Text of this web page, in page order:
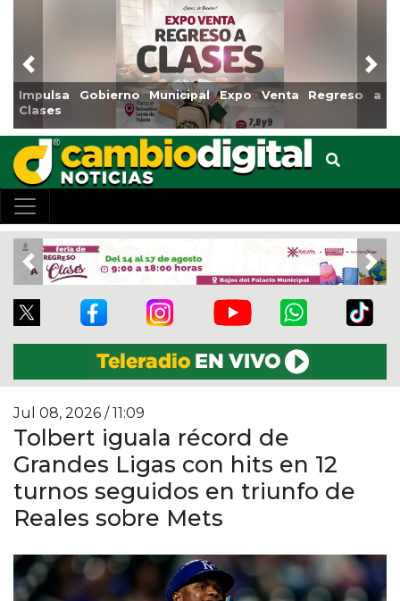
Gobierno Municipal Expo Venta Regreso a
Previous
Previous
Jul 08, 2026 / 11:09
Tolbert iguala récord de
Grandes Ligas con hits en 12
turnos seguidos en triunfo de
Reales sobre Mets